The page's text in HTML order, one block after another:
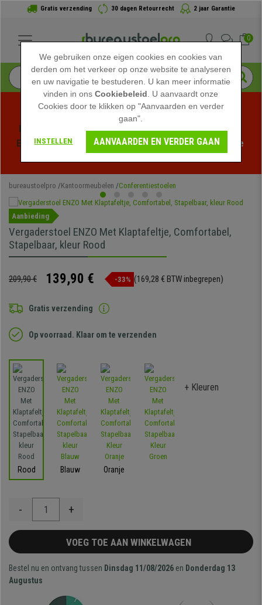
Gratis verzending 30 dagen Retourrecht 2 jaar Garantie
0
Profiteer van de Zomeruitverkoop bij bureaustoelpro!
Exclusieve kortingen voor een beperkte tijd - Bekijk de
bureaustoelpro Kantoormeubelen Conferentiestoelen
Aanbieding
Vergaderstoel ENZO Met Klaptafeltje, Comfortabel,
Stapelbaar, kleur Rood
209,90 € 139,90 € -33% (169,28 € BTW inbegrepen)
Gratis verzending
Op voorraad. Klaar om te verzenden
Rood Blauw Oranje
+ Kleuren
- +
VOEG TOE AAN WINKELWAGEN
Bestel nu en ontvang tussen Dinsdag 11/08/2026 en Donderdag 13
Augustus
We gebruiken onze eigen cookies en cookies van
derden om het verkeer op onze website te analyseren
en uw navigatie te bestuderen. U kan meer informatie
vinden in onsCookiebeleid . U aanvaardt onze
Cookies door te klikken op "Aanvaarden en verder
gaan".
INSTELLEN AANVAARDEN EN VERDER GAAN